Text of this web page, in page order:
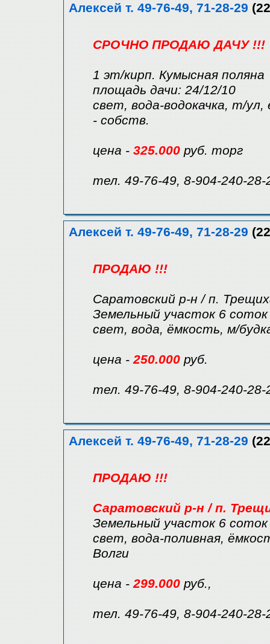
Алексей т. 49-76-49, 71-28-29
СРОЧНО ПРОДАЮ ДАЧУ !!!
1 эт/кирп. Кумысная поляна
площадь дачи: 24/12/10
свет, вода-водокачка, т/
- собств.
цена - 325.000 руб. торг
тел. 49-76-49, 8-904-240-28-
Алексей т. 49-76-49, 71-28-29
ПРОДАЮ !!!
Саратовский р-н / п.
Земельный участок 6 соток
свет, вода, ёмкость, м/
цена -250.000 руб.
тел. 49-76-49, 8-904-240-28-
Алексей т. 49-76-49, 71-28-29
ПРОДАЮ !!!
Саратовский р-н / п.
Земельный участок 6
свет, вода-поливная,
Волги
цена -299.000 руб.,
тел. 49-76-49, 8-904-240-28-